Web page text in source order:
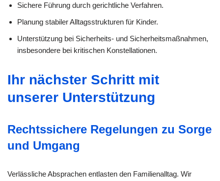
Sichere Führung durch gerichtliche Verfahren.
Planung stabiler Alltagsstrukturen für Kinder.
Unterstützung bei Sicherheits- und Sicherheitsmaßnahmen,
insbesondere bei kritischen Konstellationen.
Ihr nächster Schritt mit
unserer Unterstützung
Rechtssichere Regelungen zu Sorge
und Umgang
Verlässliche Absprachen entlasten den Familienalltag. Wir